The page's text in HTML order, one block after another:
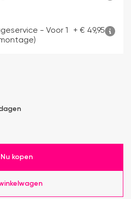
- Voor 1
+ € 49,95
Nu kopen